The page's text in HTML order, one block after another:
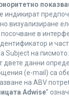
индикират
визуализиране
в
и
Subject на писмото.
двете данни
(e-mail) са
на ABV
Adwise”